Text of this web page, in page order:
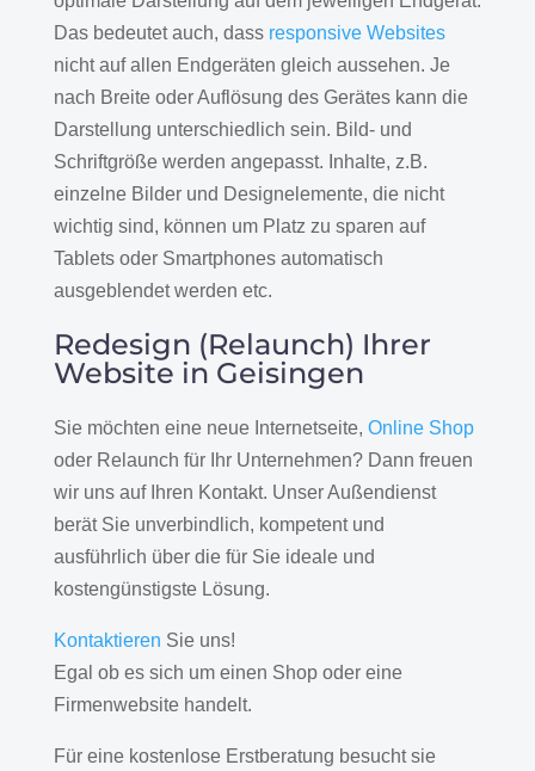
Das bedeutet auch, dass responsive Websites
nicht auf allen Endgeräten gleich aussehen. Je
nach Breite oder Auflösung des Gerätes kann die
Darstellung unterschiedlich sein. Bild- und
Schriftgröße werden angepasst. Inhalte, z.B.
einzelne Bilder und Designelemente, die nicht
wichtig sind, können um Platz zu sparen auf
Tablets oder Smartphones automatisch
ausgeblendet werden etc.
Redesign (Relaunch) Ihrer
Website in Geisingen
Sie möchten eine neue Internetseite, Online Shop
oder Relaunch für Ihr Unternehmen? Dann freuen
wir uns auf Ihren Kontakt. Unser Außendienst
berät Sie unverbindlich, kompetent und
ausführlich über die für Sie ideale und
kostengünstigste Lösung.
Kontaktieren Sie uns!
Egal ob es sich um einen Shop oder eine
Firmenwebsite handelt.
Für eine kostenlose Erstberatung besucht sie